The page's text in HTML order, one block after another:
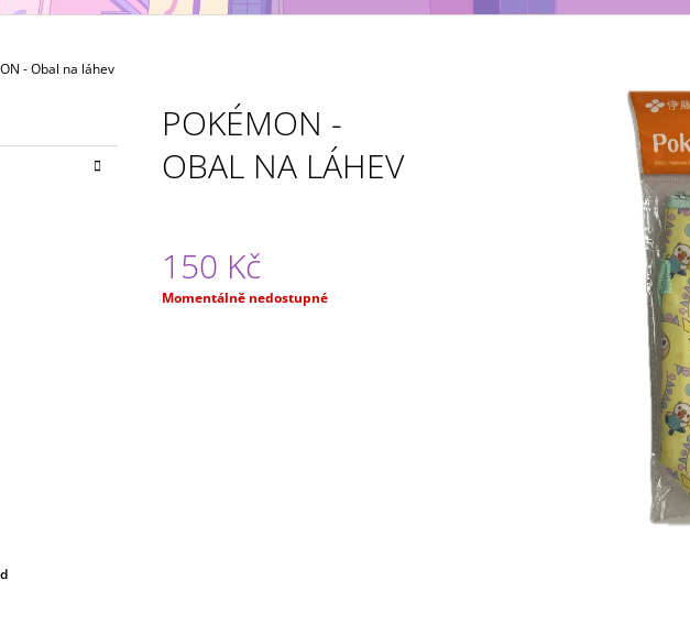
- Obal na láhev
POKÉMON -
OBAL NA LÁHEV
150 Kč
Měrná
Momentálně nedostupné